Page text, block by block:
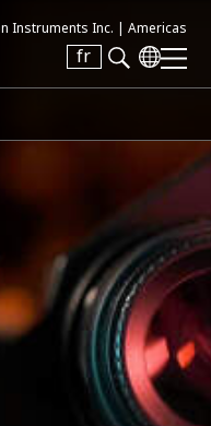
Instruments Inc. | Americas
fr